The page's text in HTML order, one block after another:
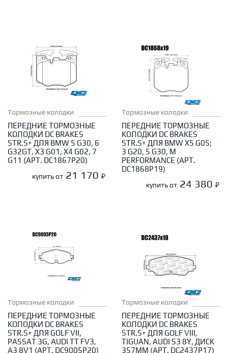
Тормозные колодки
ПЕРЕДНИЕ ТОРМОЗНЫЕ
КОЛОДКИ DC BRAKES
STR.S+ ДЛЯ BMW 5 G30, 6
G32GT, X3 G01, X4 G02, 7
G11 (АРТ. DC1867P20)
купить от 21 170 ₽
Тормозные колодки
ПЕРЕДНИЕ ТОРМОЗНЫЕ
КОЛОДКИ DC BRAKES
STR.S+ ДЛЯ BMW X5 G05;
3 G20, 5 G30, M
PERFORMANCE (АРТ.
DC1868P19)
купить от 24 380 ₽
Тормозные колодки
ПЕРЕДНИЕ ТОРМОЗНЫЕ
КОЛОДКИ DC BRAKES
STR.S+ ДЛЯ GOLF VII,
PASSAT 3G, AUDI TT FV3,
A3 8V1 (АРТ. DC9005P20)
Тормозные колодки
ПЕРЕДНИЕ ТОРМОЗНЫЕ
КОЛОДКИ DC BRAKES
STR.S+ ДЛЯ GOLF VIII,
TIGUAN, AUDI S3 8Y, ДИСК
357ММ (АРТ. DC2437P17)